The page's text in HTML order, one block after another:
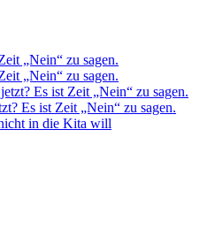
„Nein“ zu sagen.
„Nein“ zu sagen.
Es ist Zeit „Nein“ zu sagen.
Es ist Zeit „Nein“ zu sagen.
in die Kita will